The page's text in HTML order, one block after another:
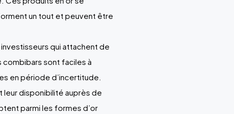
un tout et peuvent être
qui attachent de
combibars sont faciles à
en période d’incertitude.
leur disponibilité auprès de
parmi les formes d’or